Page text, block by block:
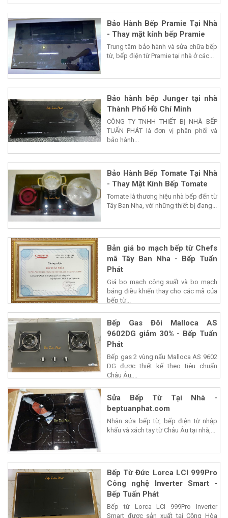
Bảo Hành Bếp Pramie Tại Nhà
- Thay mặt kính bếp Pramie
Trung tâm bảo hành và sửa chữa bếp
từ, bếp điện từ Pramie tại nhà ở các...
Bảo hành bếp Junger tại nhà
Thành Phố Hồ Chí Minh
CÔNG TY TNHH THIẾT BỊ NHÀ BẾP
TUẤN PHÁT là đơn vị phân phối và
bảo hành...
Bảo Hành Bếp Tomate Tại Nhà
- Thay Mặt Kính Bếp Tomate
Tomate là thương hiệu nhà bếp đến từ
Tây Ban Nha, với những thiết bị đang...
Bản giá bo mạch bếp từ Chefs
mã Tây Ban Nha - Bếp Tuấn
Phát
Giá bo mạch công suất và bo mạch
bảng điều khiển thay cho các mã của
bếp từ...
Bếp Gas Đôi Malloca AS
9602DG giảm 30% - Bếp Tuấn
Phát
Bếp gas 2 vùng nấu Malloca AS 9602
DG được thiết kế theo tiêu chuẩn
Châu Âu,...
Sửa Bếp Từ Tại Nhà -
beptuanphat.com
Nhận sửa bếp từ, bếp điện từ nhập
khẩu và xách tay từ Châu Âu tại nhà,...
Bếp Từ Đức Lorca LCI 999Pro
Công nghệ Inverter Smart -
Bếp Tuấn Phát
Bếp từ Lorca LCI 999Pro Inverter
Smart được sản xuất tại Cộng Hòa